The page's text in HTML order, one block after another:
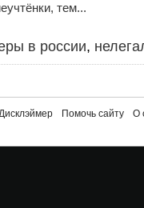
тем...
в россии,
Помочь сайту О